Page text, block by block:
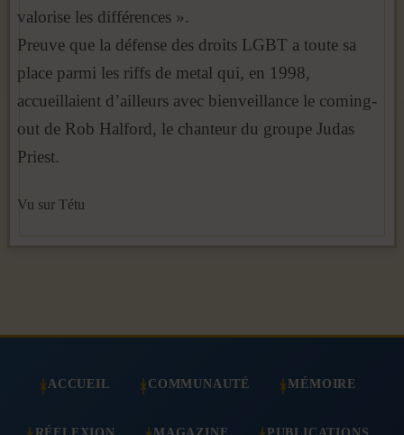
valorise les différences ».
Preuve que la défense des droits LGBT a toute sa
place parmi les riffs de metal qui, en 1998,
accueillaient d’ailleurs avec bienveillance le coming-
out de Rob Halford, le chanteur du groupe Judas
Priest.
Vu sur Tétu
ACCUEIL COMMUNAUTÉ MÉMOIRE